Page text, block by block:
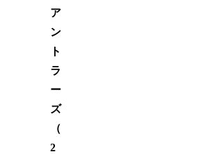
ア
ン
ト
ラ
ー
ズ
（
2